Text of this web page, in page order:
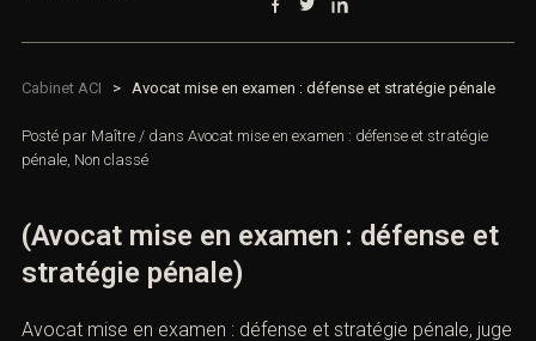
Cabinet ACI > Avocat mise en examen : défense et stratégie pénale
Posté par Maître / dans Avocat mise en examen : défense et stratégie
pénale Non classé
(Avocat mise en examen : défense
et stratégie pénale)
Avocat mise en examen : défense et stratégie pénale,